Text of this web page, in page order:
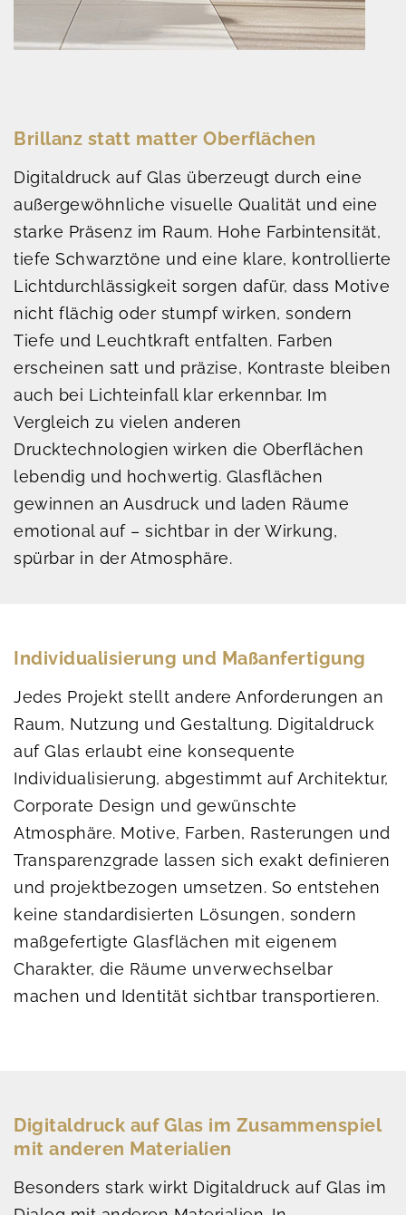
Brillanz statt matter Oberflächen
Digitaldruck auf Glas überzeugt durch eine
außergewöhnliche visuelle Qualität und eine
starke Präsenz im Raum. Hohe Farbintensität,
tiefe Schwarztöne und eine klare, kontrollierte
Lichtdurchlässigkeit sorgen dafür, dass Motive
nicht flächig oder stumpf wirken, sondern
Tiefe und Leuchtkraft entfalten. Farben
erscheinen satt und präzise, Kontraste bleiben
auch bei Lichteinfall klar erkennbar. Im
Vergleich zu vielen anderen
Drucktechnologien wirken die Oberflächen
lebendig und hochwertig. Glasflächen
gewinnen an Ausdruck und laden Räume
emotional auf – sichtbar in der Wirkung,
spürbar in der Atmosphäre.
Individualisierung und Maßanfertigung
Jedes Projekt stellt andere Anforderungen an
Raum, Nutzung und Gestaltung. Digitaldruck
auf Glas erlaubt eine konsequente
Individualisierung, abgestimmt auf Architektur,
Corporate Design und gewünschte
Atmosphäre. Motive, Farben, Rasterungen und
Transparenzgrade lassen sich exakt definieren
und projektbezogen umsetzen. So entstehen
keine standardisierten Lösungen, sondern
maßgefertigte Glasflächen mit eigenem
Charakter, die Räume unverwechselbar
machen und Identität sichtbar transportieren.
Digitaldruck auf Glas im Zusammenspiel
mit anderen Materialien
Besonders stark wirkt Digitaldruck auf Glas im